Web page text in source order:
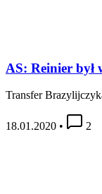
AS: Reinier
Transfer
18.01.2020 • 2